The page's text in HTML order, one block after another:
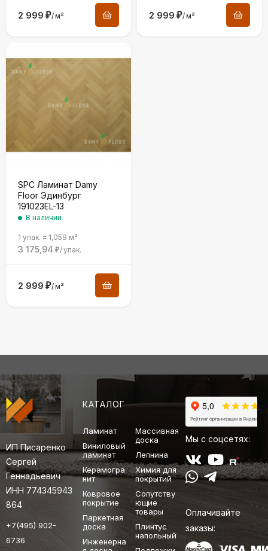
2 999 ₽/м² 2 999 ₽/м²
SPC Ламинат Damy
Floor Эдинбург
191023EL-13
В наличии
1 упак. = 1,059 м²
3 175,94 ₽/упак.
2 999 ₽/м²
ИП Писаренко
Сергей
Геннадьевич
ИНН 774345943
864
+7(495) 902-
6736
КАТАЛОГ
Ламинат
Виниловый
ламинат
Керамогра
нит
Ковровое
покрытие
Паркетная
доска
Инженерна
Массивная
доска
Лепнина
Химия для
покрытий
Сопутству
ющие
товары
Плинтус
напольный
Мы с соцсетях:
Оплачивайте
заказы: